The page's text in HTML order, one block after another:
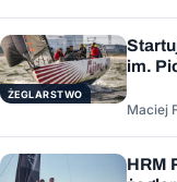
ŻEGLARSTWO
im.
Maciej
HRM